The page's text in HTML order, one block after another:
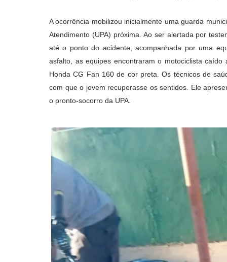
A ocorrência mobilizou inicialmente uma guarda
Atendimento (UPA) próxima. Ao ser alertada por
até o ponto do acidente, acompanhada por uma
asfalto, as equipes encontraram o motociclista
Honda CG Fan 160 de cor preta. Os técnicos de
com que o jovem recuperasse os sentidos. Ele
o pronto-socorro da UPA.